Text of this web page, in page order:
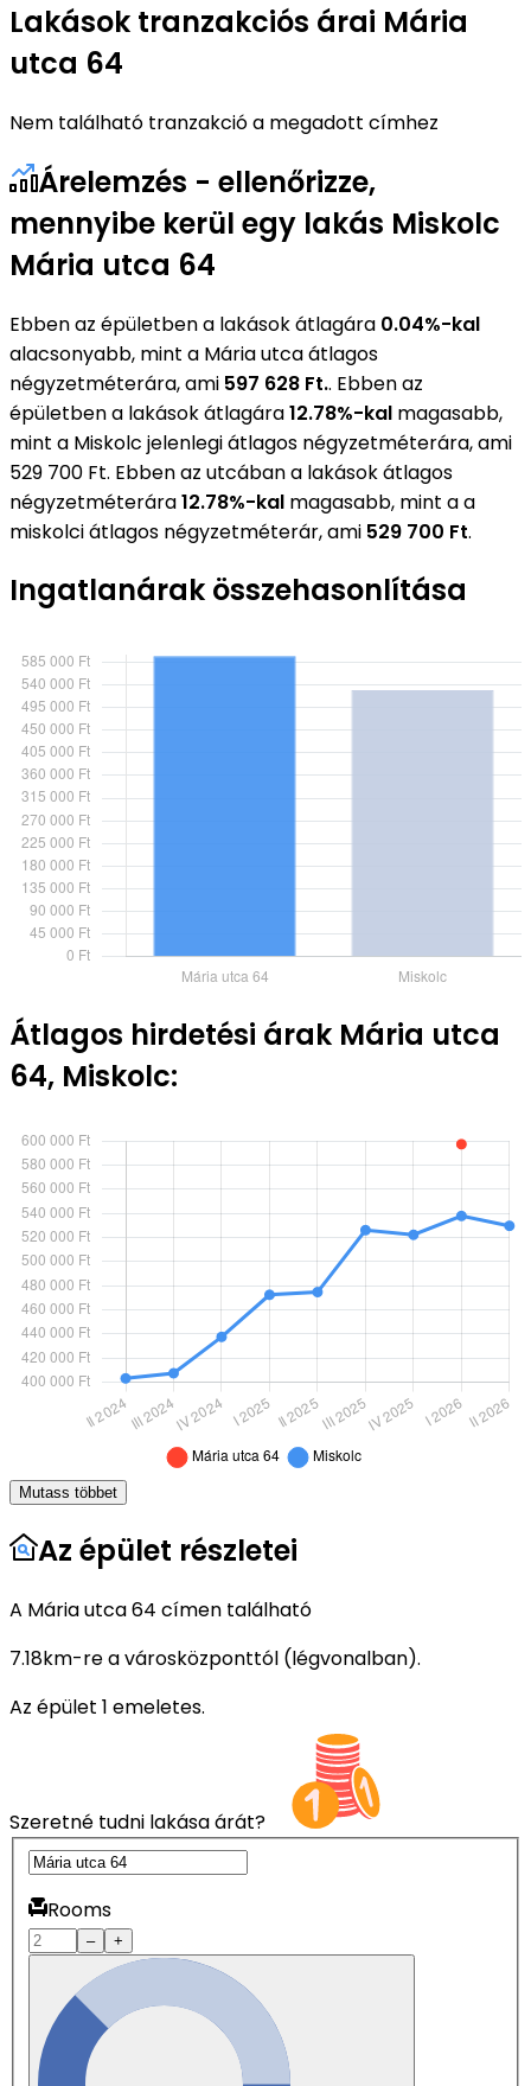
Lakások tranzakciós árai Mária
utca 64
Nem található tranzakció a megadott címhez
Árelemzés - ellenőrizze,
mennyibe kerül egy lakás Miskolc
Mária utca 64
Ebben az épületben a lakások átlagára 0.04%-kal
alacsonyabb, mint a Mária utca átlagos
négyzetméterára, ami 597 628 Ft.. Ebben az
épületben a lakások átlagára12.78%-kal magasabb,
mint a Miskolc jelenlegi átlagos négyzetméterára, ami
529 700 Ft. Ebben az utcában a lakások átlagos
négyzetméterára12.78%-kal magasabb, mint a a
miskolci átlagos négyzetméterár, ami 529 700 Ft.
Ingatlanárak összehasonlítása
Átlagos hirdetési árak Mária utca
64, Miskolc:
Mutass többet
Az épület részletei
A Mária utca 64 címen található
7.18km-re a városközponttól (légvonalban).
Az épület 1 emeletes.
Szeretné tudni lakása árát?
Rooms
– +